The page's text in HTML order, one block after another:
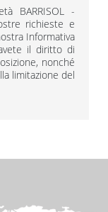
BARRISOL -
richieste e
Informativa
il diritto di
nonché
limitazione del